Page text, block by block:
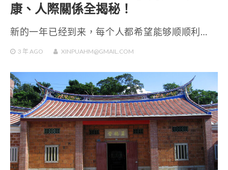
康、人際關係全揭秘！
新的一年已经到来，每个人都希望能够顺顺利…
3 年 AGO XINPUAHM@GMAIL.COM